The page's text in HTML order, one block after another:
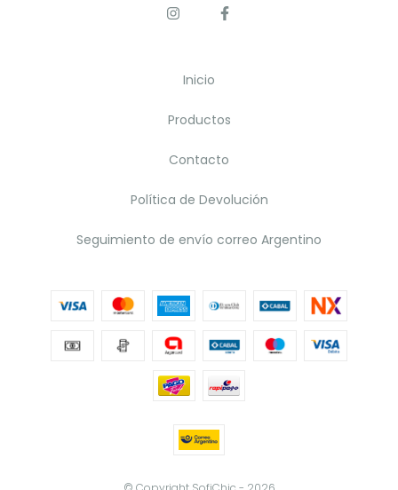
Inicio
Productos
Contacto
Política de Devolución
Seguimiento de envío correo Argentino